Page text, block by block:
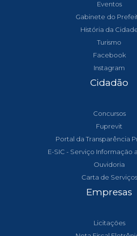
Eventos
Gabinete do
História da
Turismo
Facebook
Instagram
Cidadão
Concursos
Fuprevit
Portal da Transparência
E-SIC - Serviço Informação
Ouvidoria
Carta de Serviços
Empresas
Licitações